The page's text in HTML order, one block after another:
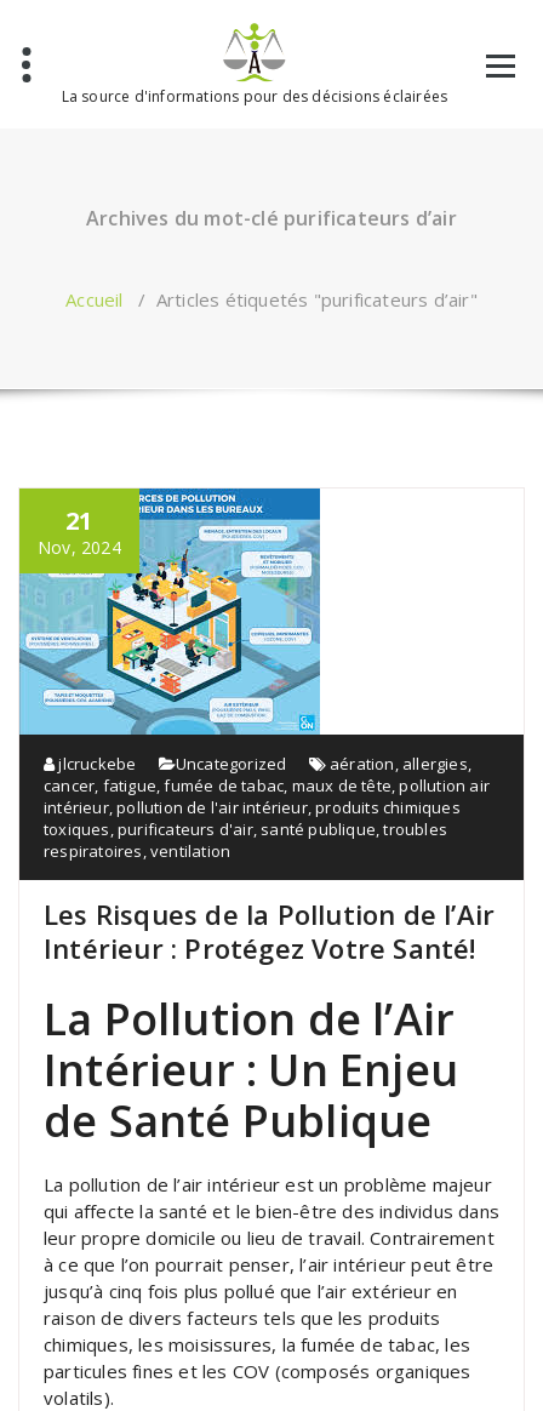
contenu
La source d'informations pour des décisions éclairées
Archives du mot-clé purificateurs d’air
Accueil / Articles étiquetés "purificateurs d’air"
21
Nov, 2024
jlcruckebe Uncategorized aération allergies
cancer fatigue ,fumée de tabac maux de tête ,pollution air
intérieur,pollution de l'air intérieur,produits chimiques
toxiques ,purificateurs d'air, santé publique ,troubles
respiratoires ,ventilation
Les Risques de la Pollution de l’Air
Intérieur : Protégez Votre Santé!
La Pollution de l’Air
Intérieur : Un Enjeu
de Santé Publique
La pollution de l’air intérieur est un problème majeur
qui affecte la santé et le bien-être des individus dans
leur propre domicile ou lieu de travail. Contrairement
à ce que l’on pourrait penser, l’air intérieur peut être
jusqu’à cinq fois plus pollué que l’air extérieur en
raison de divers facteurs tels que les produits
chimiques, les moisissures, la fumée de tabac, les
particules fines et les COV (composés organiques
volatils).